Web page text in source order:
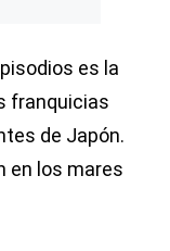
es la
franquicias
de Japón.
en los mares